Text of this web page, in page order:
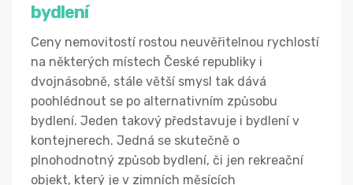
bydlení
Ceny nemovitostí rostou neuvěřitelnou rychlostí
na některých místech České republiky i
dvojnásobně, stále větší smysl tak dává
poohlédnout se po alternativním způsobu
bydlení. Jeden takový představuje i bydlení v
kontejnerech. Jedná se skutečně o
plnohodnotný způsob bydlení, či jen rekreační
objekt, který je v zimních měsících